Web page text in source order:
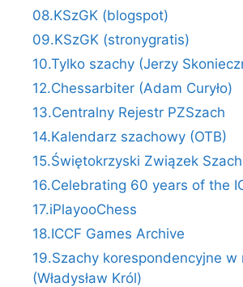
08.KSzGK (blogspot)
09.KSzGK (stronygratis)
10.Tylko szachy (Jerzy
12.Chessarbiter (Adam Curyło)
13.Centralny Rejestr PZSzach
14.Kalendarz szachowy (OTB)
15.Świętokrzyski Związek
16.Celebrating 60 years of the
17.iPlayooChess
18.ICCF Games Archive
19.Szachy korespondencyjne w
(Władysław Król)